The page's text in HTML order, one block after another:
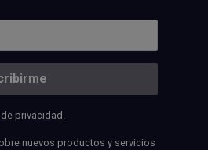
privacidad.
nuevos productos y servicios